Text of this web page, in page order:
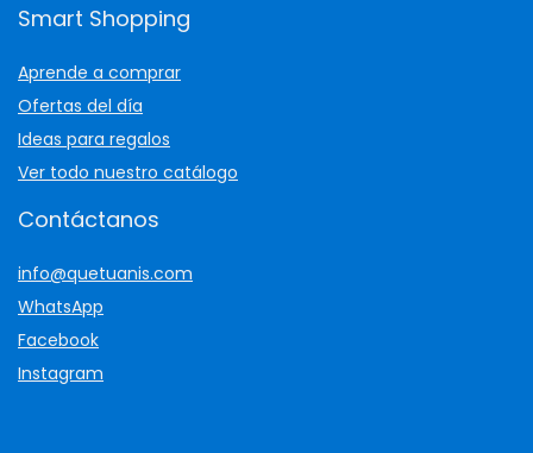
Smart Shopping
Aprende a comprar
Ofertas del día
Ideas para regalos
Ver todo nuestro catálogo
Contáctanos
info@quetuanis.com
WhatsApp
Facebook
Instagram